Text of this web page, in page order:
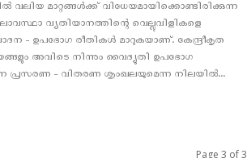
മാറ്റങ്ങൾക്ക് വിധേയമായിക്കൊണ്ടിരിക്കുന്ന
വ്യതിയാനത്തിന്റെ വെല്ലുവിളികളെ
- ഉപഭോഗ രീതികൾ മാറുകയാണ്. കേന്ദ്രീകൃത
അവിടെ നിന്നും വൈദ്യുതി ഉപഭോഗ
പ്രസരണ - വിതരണ ശൃംഖലയുമെന്ന നിലയിൽ...
Page 3 of 3